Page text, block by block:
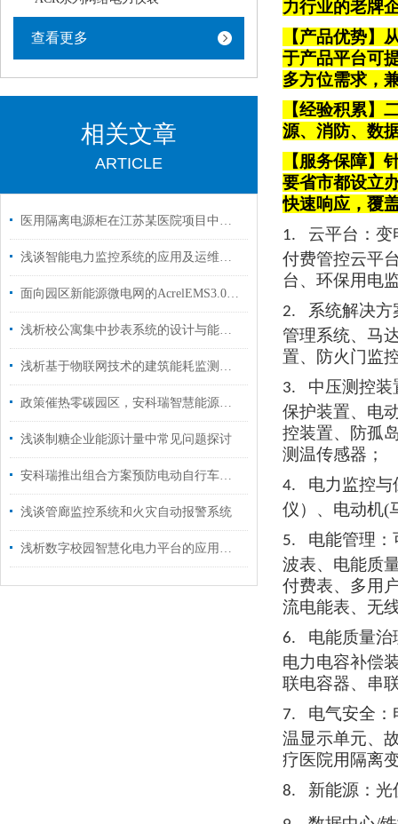
查看更多
相关文章
ARTICLE
医用隔离电源柜在江苏某医院项目中的应用
浅谈智能电力监控系统的应用及运维研究
面向园区新能源微电网的AcrelEMS3.0系统选型与架构设计
浅析校公寓集中抄表系统的设计与能效管理应用方案
浅析基于物联网技术的建筑能耗监测系统研究与应用
政策催热零碳园区，安科瑞智慧能源管理平台如何抢跑新赛道
浅谈制糖企业能源计量中常见问题探讨
安科瑞推出组合方案预防电动自行车火灾
浅谈管廊监控系统和火灾自动报警系统
浅析数字校园智慧化电力平台的应用及解决方案
力行业的老牌
【产品优势】
于产品平台可
多方位需求，
【经验积累】
源、消防、数
【服务保障
要省市都设立
快速响应，覆
1. 云平台 ：
付费管控云平
台、环保用电
2.
系统解决
管理系统、马
置、防火门监
3.
中压测控
保护装置、电
控装置、防孤
测温传感器 ；
4.
电力监控
仪）、电动机(
5.
电能管理
波表、电能质
付费表、多用
流电能表、无
6.
电能质量
电力电容补偿
联电容器、串
7.
电气安全
温显示单元、
疗医院用隔离
8. 新能源：